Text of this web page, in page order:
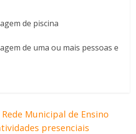
Municipal de Ensino
presenciais